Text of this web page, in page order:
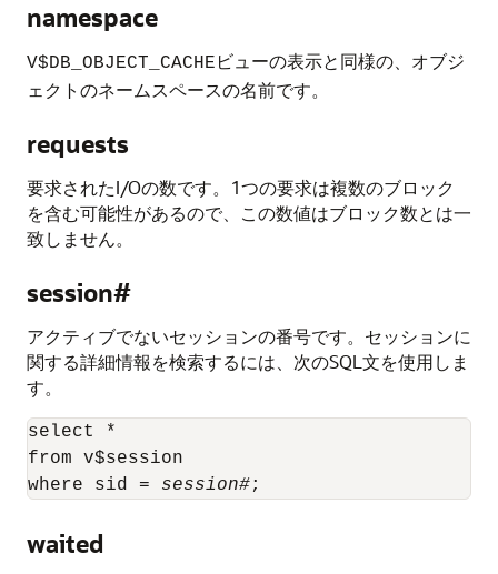
namespace
V$DB_OBJECT_CACHE ビューの表示と同様の、オブジ
ェクトのネームスペースの名前です。
requests
要求されたI/Oの数です。1つの要求は複数のブロック
を含む可能性があるので、この数値はブロック数とは一
致しません。
session#
アクティブでないセッションの番号です。セッションに
関する詳細情報を検索するには、次のSQL文を使用しま
す。
select *
from v$session
where sid = session#
waited